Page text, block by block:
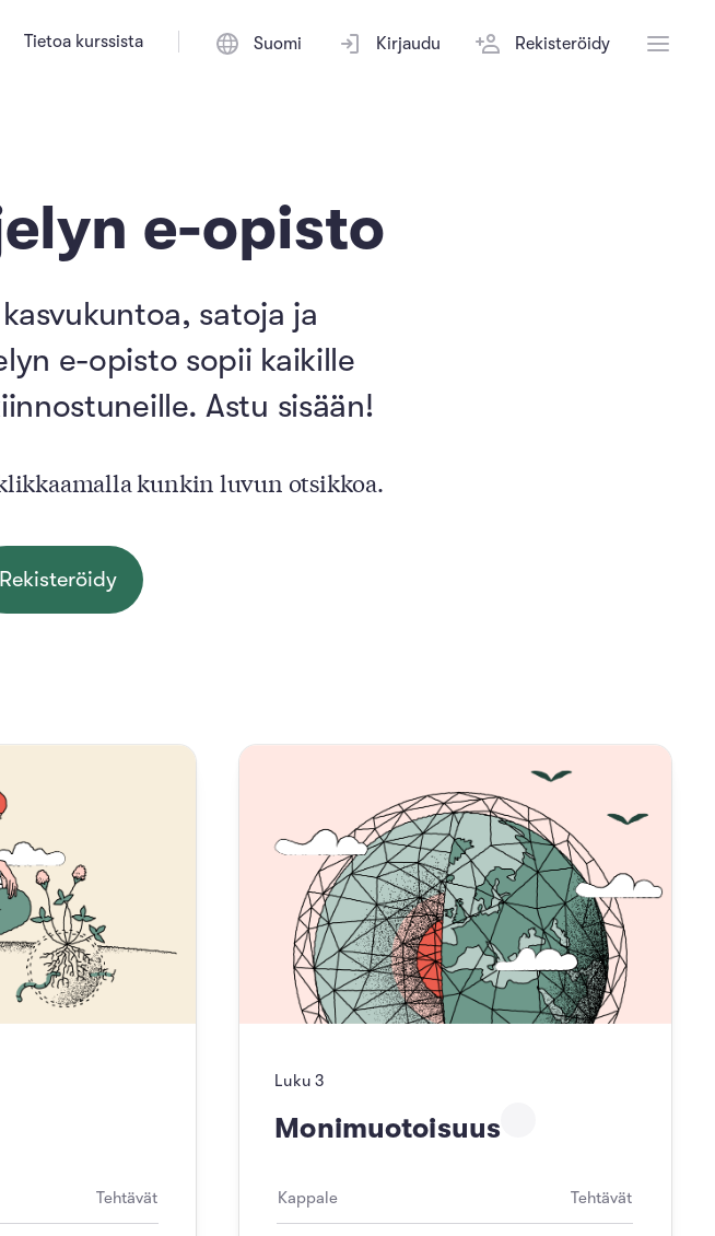
Tietoa kurssista Suomi Kirjaudu Rekisteröidy
e-opisto
satoja ja
e-opisto sopii kaikille
Astu sisään!
kunkin luvun otsikkoa.
Rekisteröidy
Tehtävät
Luku 3
Monimuotoisuus
Kappale Tehtävät